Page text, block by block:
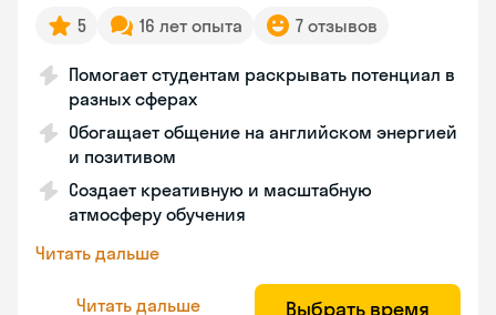
5 16 лет опыта 7 отзывов
Помогает студентам раскрывать потенциал в
разных сферах
Обогащает общение на английском энергией
и позитивом
Создает креативную и масштабную
атмосферу обучения
Читать дальше
Читать дальше Выбрать время